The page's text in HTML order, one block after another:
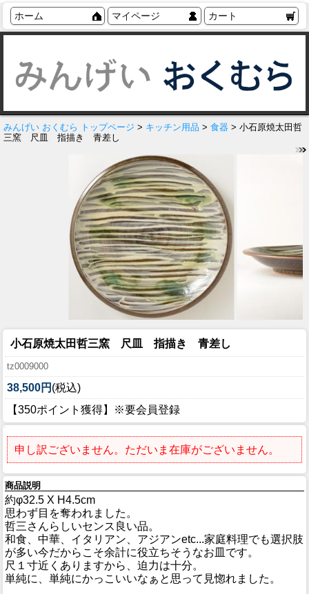
ホーム マイページ カート
みんげい おくむら トップページ > キッチン用品 > 食器 > 小石原焼太田哲
三窯 尺皿 指描き 青差し
小石原焼太田哲三窯 尺皿 指描き 青差し
tz0009000
38,500円 (税込)
【350ポイント獲得】※要会員登録
申し訳ございません。ただいま在庫がございません。
商品説明
約φ32.5 X H4.5cm
思わず目を奪われました。
哲三さんらしいセンス良い品。
和食、中華、イタリアン、アジアンetc...家庭料理でも選択肢
が多い今だからこそ余計に役立ちそうなお皿です。
尺１寸近くありますから、迫力は十分。
単純に、単純にかっこいいなぁと思って見惚れました。